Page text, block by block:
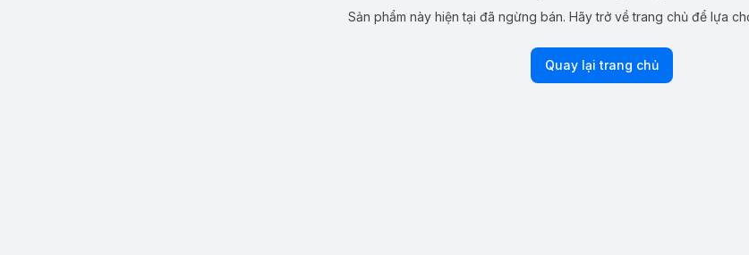
Sản phẩm này hiện tại đã ngừng bán. Hãy trở về trang chủ để lựa
Quay lại trang chủ